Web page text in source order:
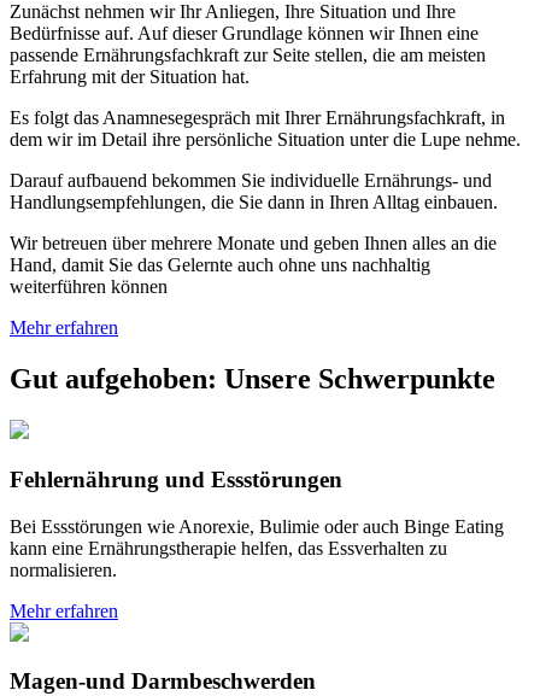
Zunächst nehmen wir Ihr Anliegen, Ihre Situation und Ihre
Bedürfnisse auf. Auf dieser Grundlage können wir Ihnen eine
passende Ernährungsfachkraft zur Seite stellen, die am meisten
Erfahrung mit der Situation hat.
Es folgt das Anamnesegespräch mit Ihrer Ernährungsfachkraft, in
dem wir im Detail ihre persönliche Situation unter die Lupe nehme.
Darauf aufbauend bekommen Sie individuelle Ernährungs- und
Handlungsempfehlungen, die Sie dann in Ihren Alltag einbauen.
Wir betreuen über mehrere Monate und geben Ihnen alles an die
Hand, damit Sie das Gelernte auch ohne uns nachhaltig
weiterführen können
Mehr erfahren
Gut aufgehoben: Unsere Schwerpunkte
Fehlernährung und Essstörungen
Bei Essstörungen wie Anorexie, Bulimie oder auch Binge Eating
kann eine Ernährungstherapie helfen, das Essverhalten zu
normalisieren.
Mehr erfahren
Magen-und Darmbeschwerden